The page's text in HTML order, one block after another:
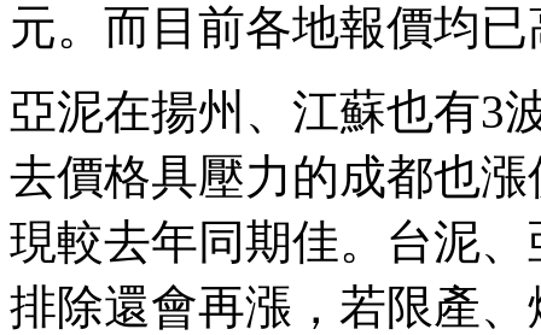
元。而目前各地報價均
亞泥在揚州、江蘇也有3
去價格具壓力的成都也
現較去年同期佳。台泥
排除還會再漲，若限產